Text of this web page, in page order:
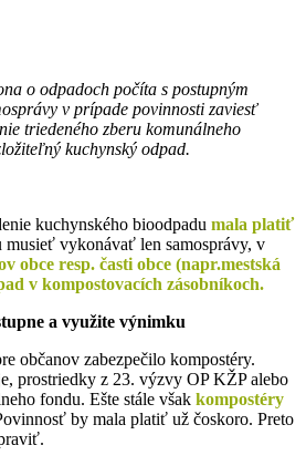
o odpadoch počíta s postupným
v prípade povinnosti zaviesť
triedeného zberu komunálneho
kuchynský odpad.
kuchynského bioodpadu mala platiť
musieť vykonávať len samosprávy, v
obce resp. časti obce (napr.mestská
v kompostovacích zásobníkoch.
a využite výnimku
občanov zabezpečilo kompostéry.
prostriedky z 23. výzvy OP KŽP alebo
fondu. Ešte stále však kompostéry
by mala platiť už čoskoro. Preto